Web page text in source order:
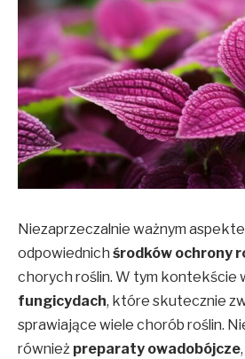
Niezaprzeczalnie ważnym
odpowiednich środków ochrony
chorych roślin. W tym kontekście
fungicydach, które skutecznie
sprawiające wiele chorób roślin.
również preparaty owadobójcze